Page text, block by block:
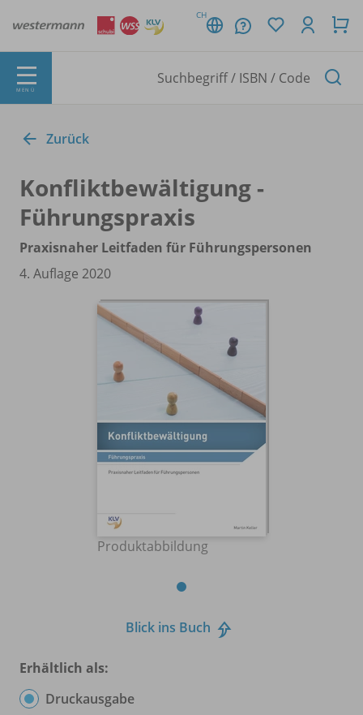
CH
MENÜ
Zurück
Konfliktbewältigung -
Führungspraxis
Praxisnaher Leitfaden für Führungspersonen
4. Auflage 2020
Produktabbildung
Blick ins Buch
Erhältlich als:
Druckausgabe